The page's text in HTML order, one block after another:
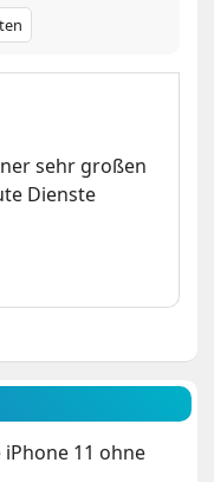
sehr großen
Dienste
iPhone 11 ohne